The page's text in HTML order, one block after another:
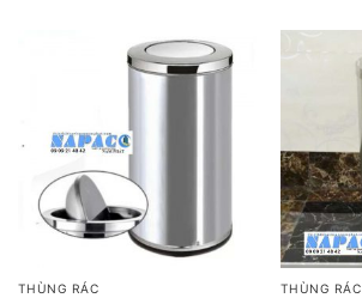
THÙNG RÁC THÙNG RÁC